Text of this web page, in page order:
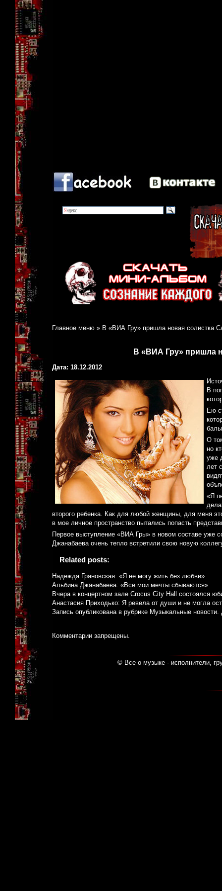
Главное меню » В «ВИА Гру» пришла новая солистка
В «ВИА Гру» пришла
Дата: 18.12.2012
В
Ею
О
но
уже
лет
«Я
второго ребенка. Как для любой женщины, для меня
в мое личное пространство пытались попасть
Первое выступление «ВИА Гры» в новом составе уже
Джанабаева очень тепло встретили свою новую
Related posts:
Надежда Грановская: «Я не могу жить без любви»
Альбина Джанабаева: «Все мои мечты сбываются»
Вчера в концертном зале Crocus City Hall состоялся
Анастасия Приходько: Я ревела от души и не могла
Запись опубликована в рубрике Музыкальные новости.
Комментарии запрещены.
© Все о музыке - исполнители,